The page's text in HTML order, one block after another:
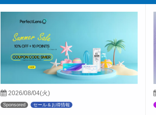
2026/08/04(火)
Sponsored セール＆お得情報